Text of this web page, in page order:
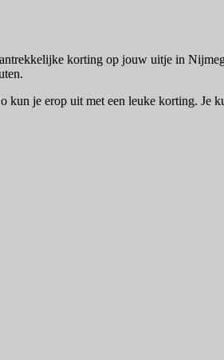
korting op jouw uitje in
je erop uit met een leuke korting. Je